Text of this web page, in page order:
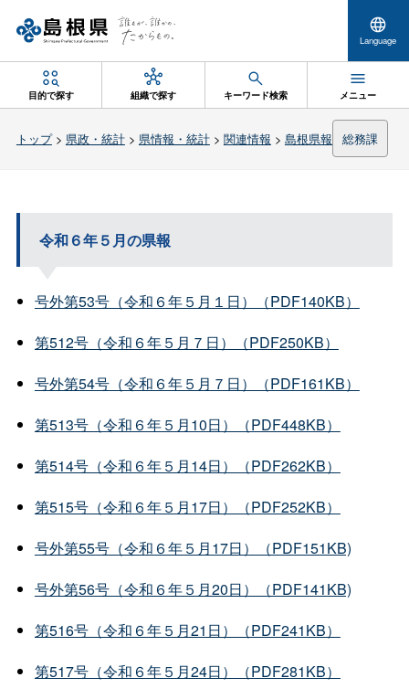
Language
目的で探す 組織で探す キーワード検索 メニュー
トップ> 県政・統計> 県情報・統計> 関連情報 > 島根県報 総務課
令和６年５月の県報
号外第53号（令和６年５月１日）（PDF140KB）
第512号（令和６年５月７日）（PDF250KB）
号外第54号（令和６年５月７日）（PDF161KB）
第513号（令和６年５月10日）（PDF448KB）
第514号（令和６年５月14日）（PDF262KB）
第515号（令和６年５月17日）（PDF252KB）
号外第55号（令和６年５月17日）（PDF151KB)
号外第56号（令和６年５月20日）（PDF141KB)
第516号（令和６年５月21日）（PDF241KB）
第517号（令和６年５月24日）（PDF281KB）